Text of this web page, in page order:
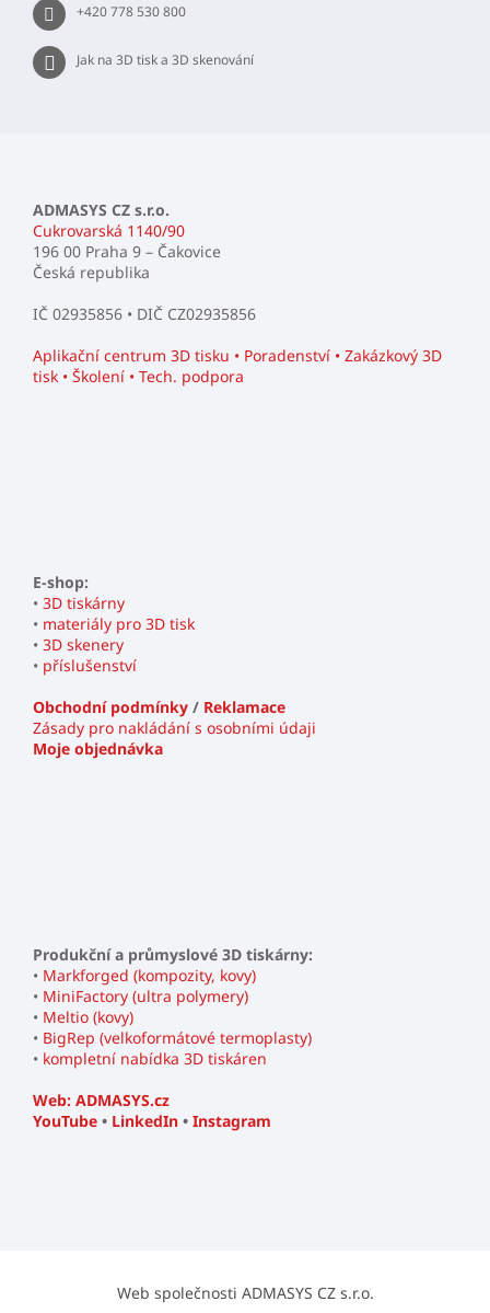
+420 778 530 800
Jak na 3D tisk a 3D skenování
ADMASYS CZ s.r.o.
Cukrovarská 1140/90
196 00 Praha 9 – Čakovice
Česká republika
IČ 02935856 • DIČ CZ02935856
Aplikační centrum 3D tisku • Poradenství • Zakázkový 3D
tisk • Školení • Tech. podpora
E-shop:
• 3D tiskárny
• materiály pro 3D tisk
• 3D skenery
• příslušenství
Obchodní podmínky / Reklamace
Zásady pro nakládání s osobními údaji
Moje objednávka
Produkční a průmyslové 3D tiskárny:
• Markforged (kompozity, kovy)
• MiniFactory (ultra polymery)
• Meltio (kovy)
• BigRep (velkoformátové termoplasty)
• kompletní nabídka 3D tiskáren
Web: ADMASYS.cz
YouTube • LinkedIn • Instagram
Web společnosti ADMASYS CZ s.r.o.